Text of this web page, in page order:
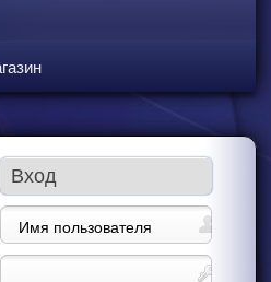
Вход